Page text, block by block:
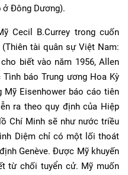
ở Đông Dương).
Cecil B.Currey trong cuốn
tài quân sự Việt Nam:
biết vào năm 1956, Allen
báo Trung ương Hoa Kỳ
Mỹ Eisenhower báo cáo tiên
ra theo quy định của Hiệp
Chí Minh sẽ như nước triều
Diệm chỉ có một lối thoát
Genève. Được Mỹ khuyến
từ chối tuyển cử. Mỹ muốn